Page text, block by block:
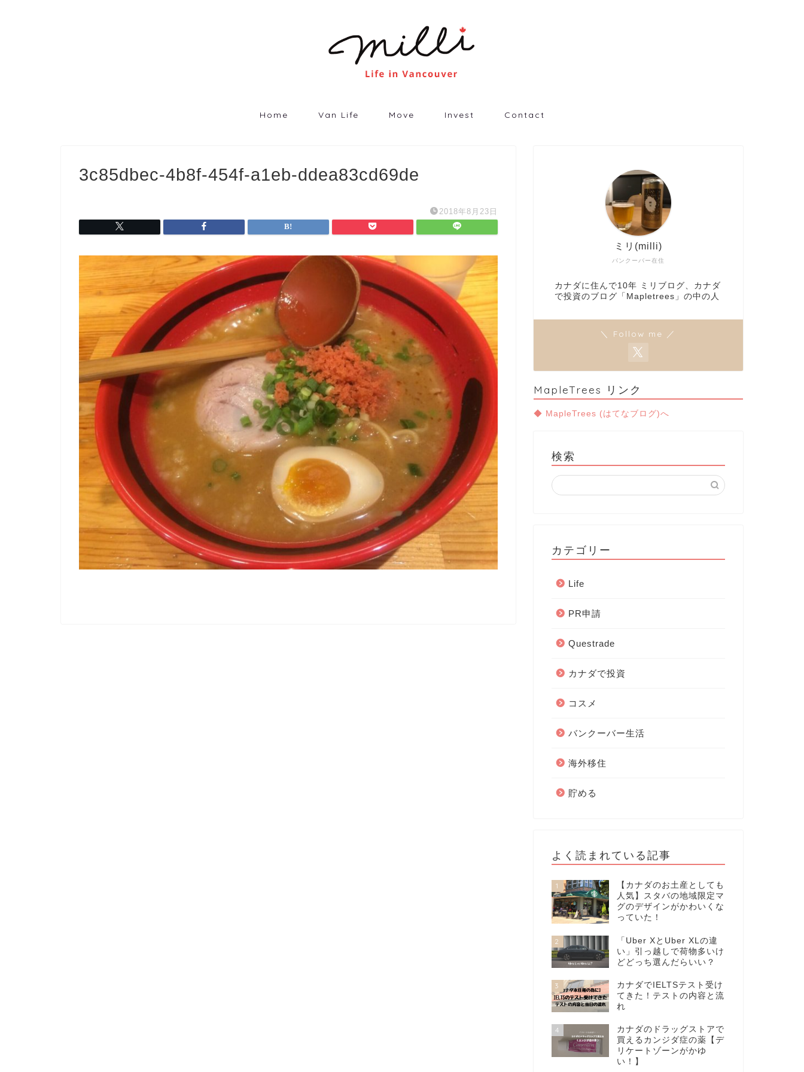
Home Van Life Move Invest Contact
3c85dbec-4b8f-454f-a1eb-ddea83cd69de
2018年8月23日
バンクーバー在住
ミリ(milli)
カナダに住んで10年 ミリブログ、カナダ
で投資のブログ「Mapletrees」の中の人
＼ Follow me ／
MapleTrees リンク
◆ MapleTrees (はてなブログ)へ
検索
カテゴリー
Life
PR申請
Questrade
カナダで投資
コスメ
バンクーバー生活
海外移住
貯める
よく読まれている記事
1
【カナダのお土産としても
人気】スタバの地域限定マ
グのデザインがかわいくな
っていた！
2
「Uber XとUber XLの違
い」引っ越しで荷物多いけ
どどっち選んだらいい？
3
カナダでIELTSテスト受け
てきた！テストの内容と流
れ
4
カナダのドラッグストアで
買えるカンジダ症の薬【デ
リケートゾーンがかゆ
い！】